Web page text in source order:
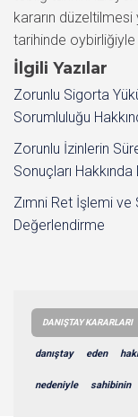
kararın
tarihinde oybirliğiyle
İlgili Yazılar
Zorunlu Sigorta
Sorumluluğu
Zorunlu İzinlerin
Sonuçları Hakkında
Zımni Ret İşlemi ve
Değerlendirme
DANIŞTAY KARARLARI
danıştay eden
nedeniyle sahibinin